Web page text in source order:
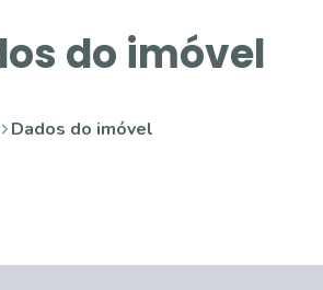
do imóvel
Dados do imóvel